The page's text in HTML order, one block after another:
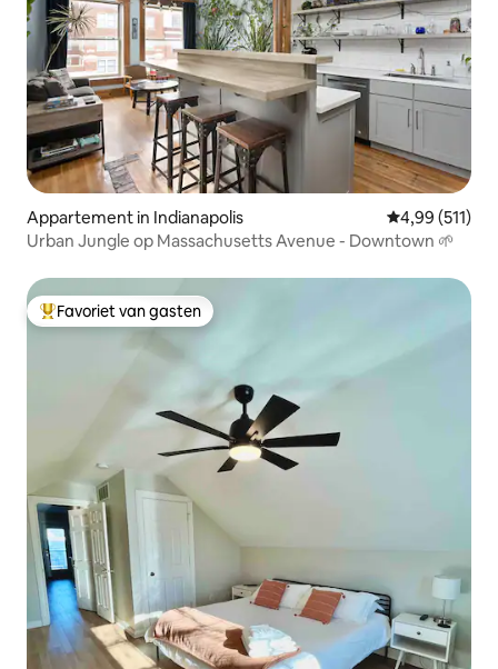
Appartement in Indianapolis Gemiddelde
4,99 (511)
Urban Jungle op Massachusetts Avenue - Downtown 🌱
Topfavoriet van gasten
Favoriet van gasten